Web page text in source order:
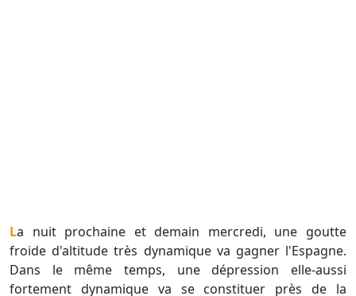
La nuit prochaine et demain mercredi, une goutte
froide d'altitude très dynamique va gagner l'Espagne.
Dans le même temps, une dépression elle-aussi
fortement dynamique va se constituer près de la